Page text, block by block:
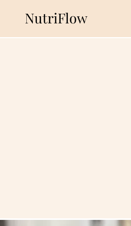
NutriFlow